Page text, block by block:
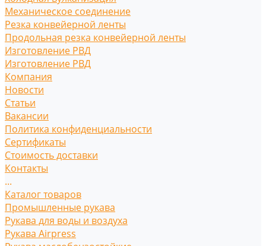
Механическое соединение
Резка конвейерной ленты
Продольная резка конвейерной ленты
Изготовление РВД
Изготовление РВД
Компания
Новости
Статьи
Вакансии
Политика конфиденциальности
Сертификаты
Стоимость доставки
Контакты
...
Каталог товаров
Промышленные рукава
Рукава для воды и воздуха
Рукава Airpress